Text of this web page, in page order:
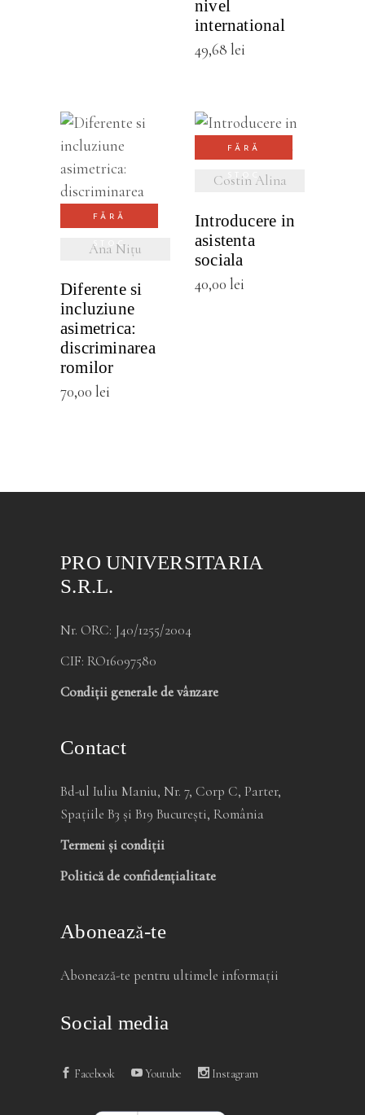
nivel
international
49,68 lei
FĂRĂ
STOC
Ana Nițu
VEZI
DETALII
Diferente si
incluziune
asimetrica:
discriminarea
romilor
70,00 lei
FĂRĂ
STOC
Costin Alina
VEZI
Introducere in
asistenta
sociala
40,00 lei
PRO UNIVERSITARIA
S.R.L.
Nr. ORC: J40/1255/2004
CIF: RO16097580
Condiții generale de vânzare
Contact
Bd-ul Iuliu Maniu, Nr. 7, Corp C, Parter,
Spațiile B3 și B19 București, România
Termeni și condiții
Politică de confidențialitate
Abonează-te
Abonează-te pentru ultimele informații
Social media
Facebook Youtube Instagram